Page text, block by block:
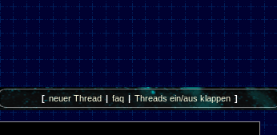
[ neuer Thread | faq | Threads ein/aus klappen ]